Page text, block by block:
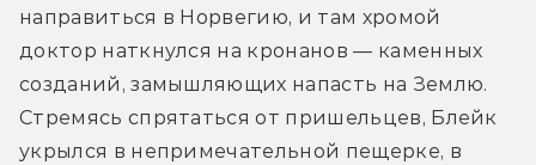
направиться в Норвегию, и там хромой
доктор наткнулся на кронанов — каменных
созданий, замышляющих напасть на Землю.
Стремясь спрятаться от пришельцев, Блейк
укрылся в непримечательной пещерке, в